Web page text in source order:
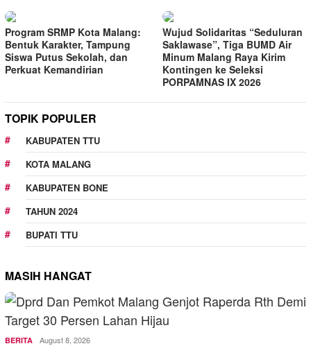
Program SRMP Kota Malang:
Bentuk Karakter, Tampung
Siswa Putus Sekolah, dan
Perkuat Kemandirian
Wujud Solidaritas “Seduluran
Saklawase”, Tiga BUMD Air
Minum Malang Raya Kirim
Kontingen ke Seleksi
PORPAMNAS IX 2026
TOPIK POPULER
KABUPATEN TTU
KOTA MALANG
KABUPATEN BONE
TAHUN 2024
BUPATI TTU
MASIH HANGAT
BERITA August 8, 2026